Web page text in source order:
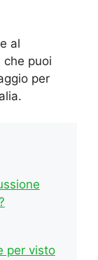
al
che puoi
per
per visto